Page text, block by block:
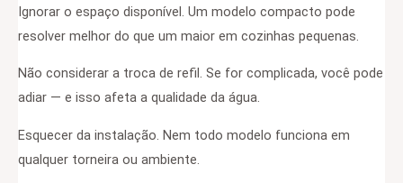
Ignorar o espaço disponível. Um modelo compacto pode
resolver melhor do que um maior em cozinhas pequenas.
Não considerar a troca de refil. Se for complicada, você pode
adiar — e isso afeta a qualidade da água.
Esquecer da instalação. Nem todo modelo funciona em
qualquer torneira ou ambiente.